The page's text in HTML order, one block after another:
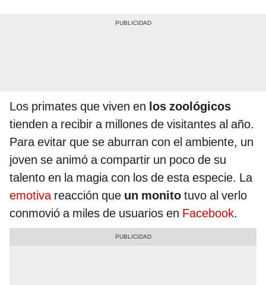
Los primates que viven en los zoológicos
tienden a recibir a millones de visitantes al año.
Para evitar que se aburran con el ambiente, un
joven se animó a compartir un poco de su
talento en la magia con los de esta especie. La
emotivareacción que un monito tuvo al verlo
conmovió a miles de usuarios en Facebook.